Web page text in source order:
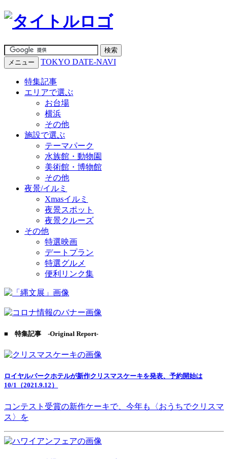
メニュー TOKYO DATE-NAVI
特集記事
エリアで選ぶ
お台場
横浜
その他
施設で選ぶ
テーマパーク
水族館・動物園
美術館・博物館
その他
夜景/イルミ
Xmasイルミ
夜景スポット
夜景クルーズ
その他
特選映画
デートプラン
特選グルメ
便利リンク集
■ 特集記事 -Original Report-
ロイヤルパークホテルが新作クリスマスケーキを発表、予約開始は
10/1（2021.9.12）
コンテスト受賞の新作ケーキで、今年も〈おうちでクリスマ
ス〉を